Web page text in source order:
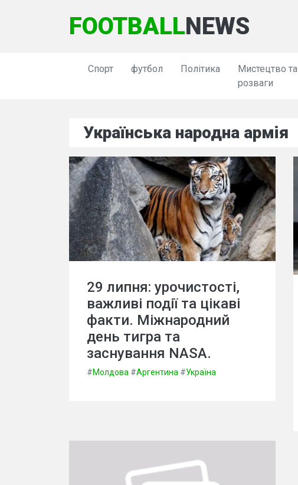
FOOTBALLNEWS
Спорт футбол Політика
Мистецтво та
розваги
Українська народна армія
29 липня: урочистості,
важливі події та цікаві
факти. Міжнародний
день тигра та
заснування NASA.
#Молдова #Аргентина #Україна